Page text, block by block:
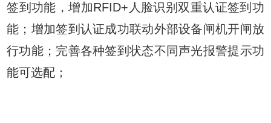
签到功能，增加RFID+人脸识别双重认证签到功
能；增加签到认证成功联动外部设备闸机开闸放
行功能；完善各种签到状态不同声光报警提示功
能可选配；